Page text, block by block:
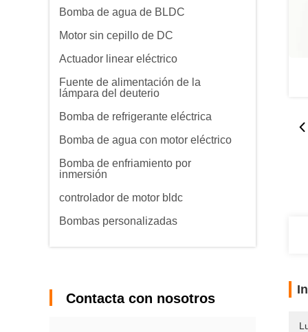
Bomba de agua de BLDC
Motor sin cepillo de DC
Actuador linear eléctrico
Fuente de alimentación de la
lámpara del deuterio
Bomba de refrigerante eléctrica
Bomba de agua con motor eléctrico
Bomba de enfriamiento por
inmersión
controlador de motor bldc
Bombas personalizadas
Contacta con nosotros